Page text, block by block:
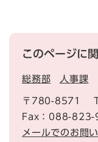
このページに
総務部 人事課
〒780-8571
Fax：088-823-
メールでのお問